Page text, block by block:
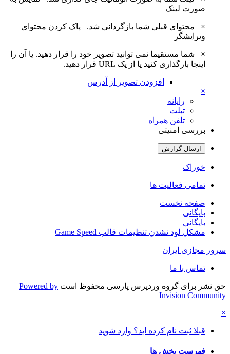
صورت لینک
× محتوای قبلی شما بازگردانی شد. پاک کردن محتوای
ویرایشگر
×
شما مستقیما نمی توانید تصویر خود را قرار دهید. یا آن را
اینجا بارگذاری کنید یا از یک URL قرار دهید.
افزودن تصویر از آدرس
×
رایانه
تبلت
تلفن همراه
بررسی امنیتی
ارسال گزارش
خوراک
تمامی فعالیت ها
صفحه نخست
بایگانی
بایگانی
مشکل لود نشدن تنظیمات قالب Game Speed
سرور مجازی ایران
تماس با ما
حق نشر برای گروه وردپرس پارسی محفوظ است Powered by
Invision Community
×
قبلا ثبت نام کرده اید؟ وارد شوید
فهرست بخش ها